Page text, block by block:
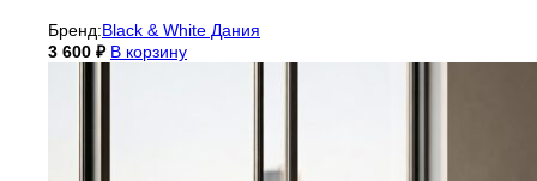
Бренд:Black & White Дания
3 600 ₽ В корзину